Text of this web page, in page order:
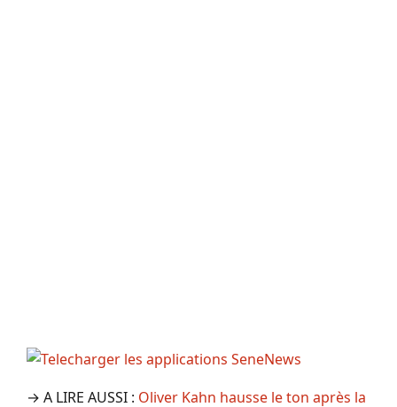
→ A LIRE AUSSI : Oliver Kahn hausse le ton après la